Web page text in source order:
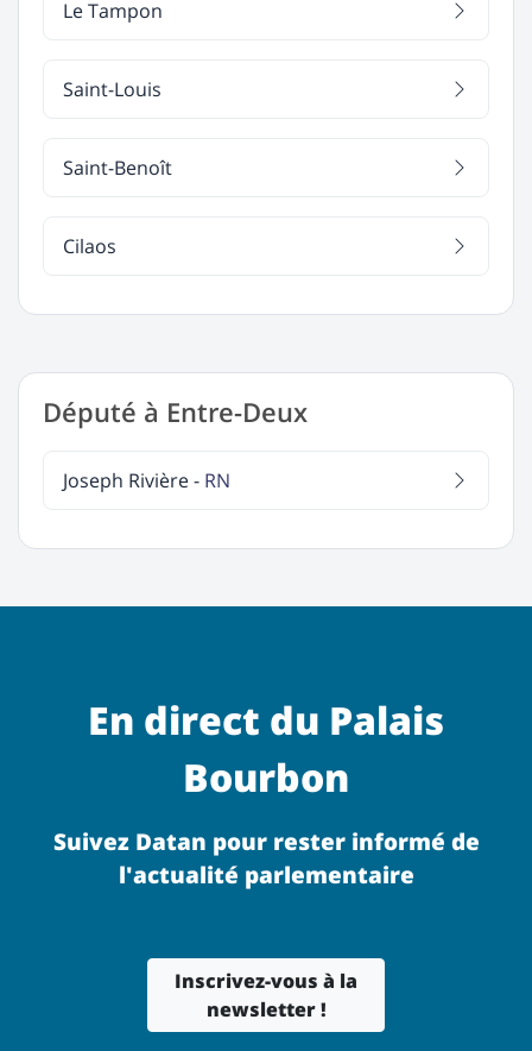
Le Tampon
Saint-Louis
Saint-Benoît
Cilaos
Député à Entre-Deux
Joseph Rivière - RN
En direct du Palais
Bourbon
Suivez Datan pour rester informé de
l'actualité parlementaire
Inscrivez-vous à la
newsletter !